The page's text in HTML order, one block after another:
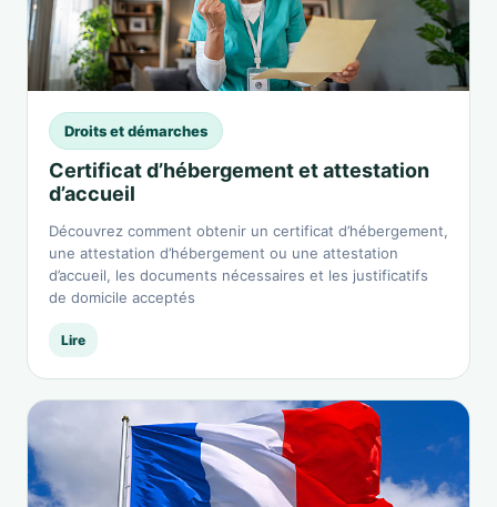
Droits et démarches
Certificat d’hébergement et attestation
d’accueil
Découvrez comment obtenir un certificat d’hébergement,
une attestation d’hébergement ou une attestation
d’accueil, les documents nécessaires et les justificatifs
de domicile acceptés
Lire